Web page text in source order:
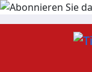
Zum